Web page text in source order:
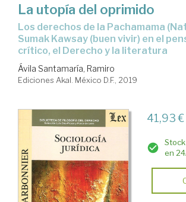
La utopía del oprimido
los derechos de la Pachamama (Naturaleza) y el
Sumak Kawsay (buen vivir) en el
crítico, el Derecho y la literatura
Ávila Santamaría, Ramiro
Ediciones Akal. México D.F., 2019
41,93 €
en